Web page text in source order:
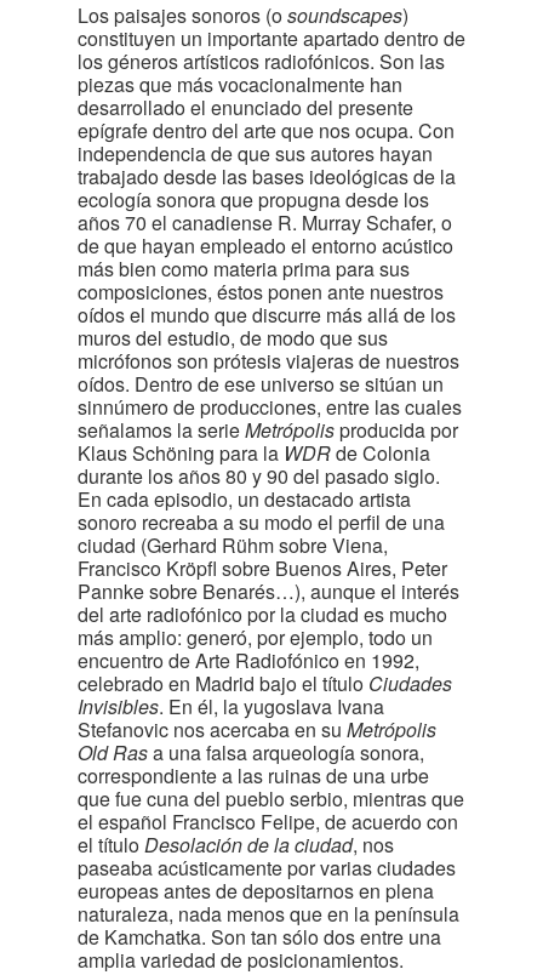
Los paisajes sonoros (osoundscapes)
constituyen un importante apartado dentro de
los géneros artísticos radiofónicos. Son las
piezas que más vocacionalmente han
desarrollado el enunciado del presente
epígrafe dentro del arte que nos ocupa. Con
independencia de que sus autores hayan
trabajado desde las bases ideológicas de la
ecología sonora que propugna desde los
años 70 el canadiense R. Murray Schafer, o
de que hayan empleado el entorno acústico
más bien como materia prima para sus
composiciones, éstos ponen ante nuestros
oídos el mundo que discurre más allá de los
muros del estudio, de modo que sus
micrófonos son prótesis viajeras de nuestros
oídos. Dentro de ese universo se sitúan un
sinnúmero de producciones, entre las cuales
señalamos la serieMetrópolisproducida por
Klaus Schöning para la WDRde Colonia
durante los años 80 y 90 del pasado siglo.
En cada episodio, un destacado artista
sonoro recreaba a su modo el perfil de una
ciudad (Gerhard Rühm sobre Viena,
Francisco Kröpfl sobre Buenos Aires, Peter
Pannke sobre Benarés…), aunque el interés
del arte radiofónico por la ciudad es mucho
más amplio: generó, por ejemplo, todo un
encuentro de Arte Radiofónico en 1992,
celebrado en Madrid bajo el título Ciudades
Invisibles. En él, la yugoslava Ivana
Stefanovic nos acercaba en su Metrópolis
Old Rasa una falsa arqueología sonora,
correspondiente a las ruinas de una urbe
que fue cuna del pueblo serbio, mientras que
el español Francisco Felipe, de acuerdo con
el títuloDesolación de la ciudad, nos
paseaba acústicamente por varias ciudades
europeas antes de depositarnos en plena
naturaleza, nada menos que en la península
de Kamchatka. Son tan sólo dos entre una
amplia variedad de posicionamientos.